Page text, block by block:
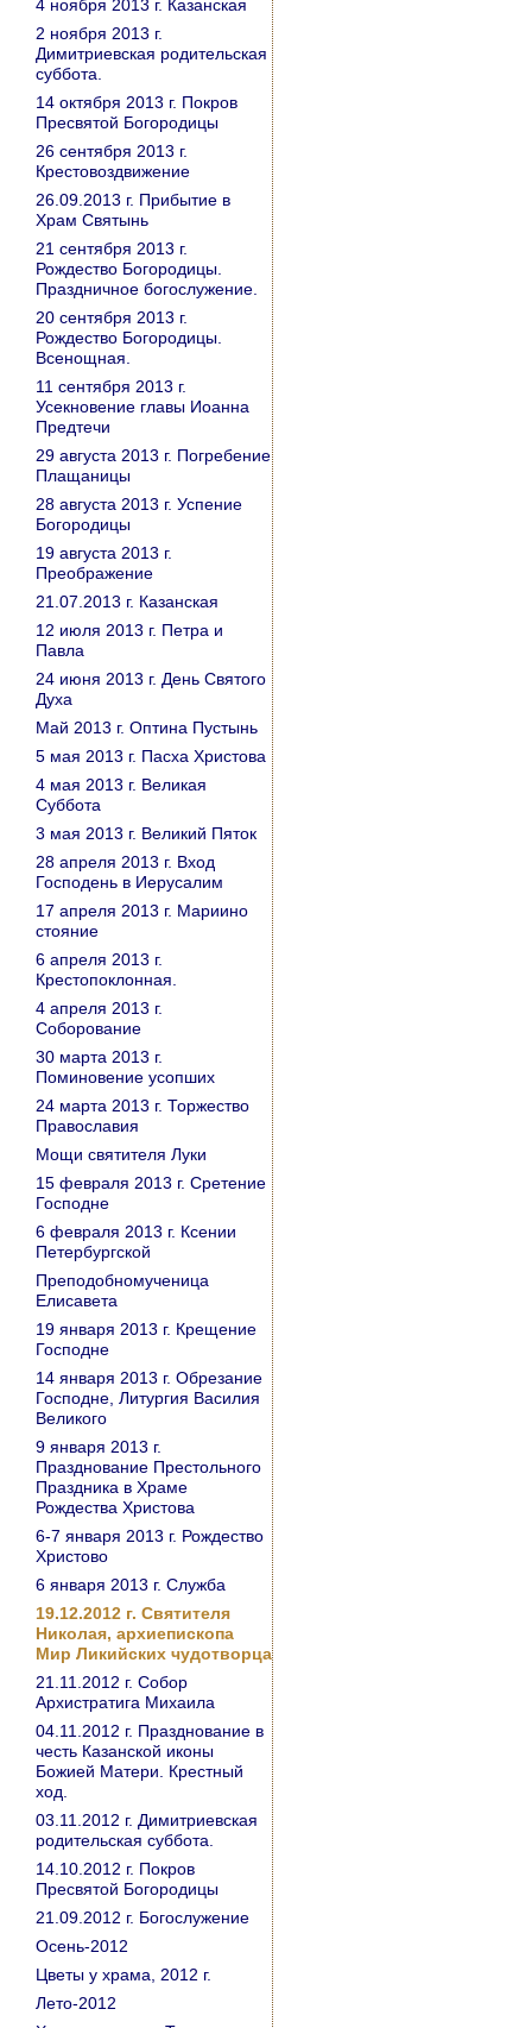
4 ноября 2013 г. Казанская
2 ноября 2013 г.
Димитриевская родительская
суббота.
14 октября 2013 г. Покров
Пресвятой Богородицы
26 сентября 2013 г.
Крестовоздвижение
26.09.2013 г. Прибытие в
Храм Святынь
21 сентября 2013 г.
Рождество Богородицы.
Праздничное богослужение.
20 сентября 2013 г.
Рождество Богородицы.
Всенощная.
11 сентября 2013 г.
Усекновение главы Иоанна
Предтечи
29 августа 2013 г. Погребение
Плащаницы
28 августа 2013 г. Успение
Богородицы
19 августа 2013 г.
Преображение
21.07.2013 г. Казанская
12 июля 2013 г. Петра и
Павла
24 июня 2013 г. День Святого
Духа
Май 2013 г. Оптина Пустынь
5 мая 2013 г. Пасха Христова
4 мая 2013 г. Великая
Суббота
3 мая 2013 г. Великий Пяток
28 апреля 2013 г. Вход
Господень в Иерусалим
17 апреля 2013 г. Мариино
стояние
6 апреля 2013 г.
Крестопоклонная.
4 апреля 2013 г.
Соборование
30 марта 2013 г.
Поминовение усопших
24 марта 2013 г. Торжество
Православия
Мощи святителя Луки
15 февраля 2013 г. Сретение
Господне
6 февраля 2013 г. Ксении
Петербургской
Преподобномученица
Елисавета
19 января 2013 г. Крещение
Господне
14 января 2013 г. Обрезание
Господне, Литургия Василия
Великого
9 января 2013 г.
Празднование Престольного
Праздника в Храме
Рождества Христова
6-7 января 2013 г. Рождество
Христово
6 января 2013 г. Служба
19.12.2012 г. Святителя
Николая, архиепископа
Мир Ликийских чудотворца
21.11.2012 г. Собор
Архистратига Михаила
04.11.2012 г. Празднование в
честь Казанской иконы
Божией Матери. Крестный
ход.
03.11.2012 г. Димитриевская
родительская суббота.
14.10.2012 г. Покров
Пресвятой Богородицы
21.09.2012 г. Богослужение
Осень-2012
Цветы у храма, 2012 г.
Лето-2012